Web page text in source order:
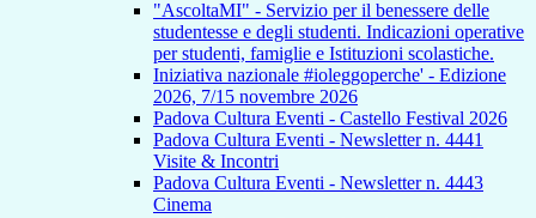
"AscoltaMI" - Servizio per il benessere delle
studentesse e degli studenti. Indicazioni operative
per studenti, famiglie e Istituzioni scolastiche.
Iniziativa nazionale #ioleggoperche' - Edizione
2026, 7/15 novembre 2026
Padova Cultura Eventi - Castello Festival 2026
Padova Cultura Eventi - Newsletter n. 4441
Visite & Incontri
Padova Cultura Eventi - Newsletter n. 4443
Cinema